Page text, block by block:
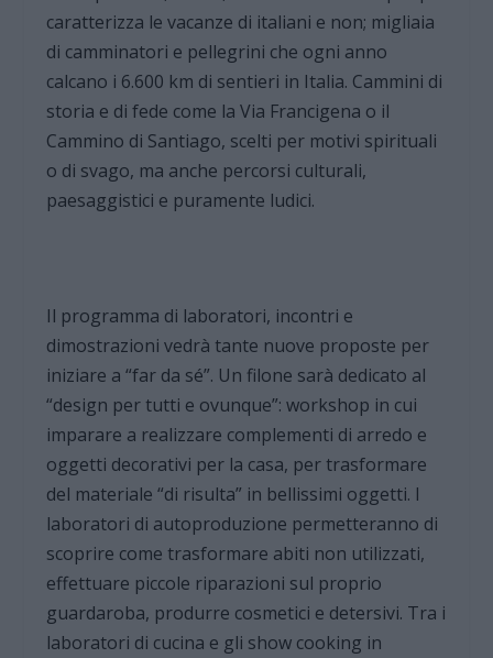
caratterizza le vacanze di italiani e non; migliaia
di camminatori e pellegrini che ogni anno
calcano i 6.600 km di sentieri in Italia. Cammini di
storia e di fede come la Via Francigena o il
Cammino di Santiago, scelti per motivi spirituali
o di svago, ma anche percorsi culturali,
paesaggistici e puramente ludici.
Il programma di laboratori, incontri e
dimostrazioni vedrà tante nuove proposte per
iniziare a “far da sé”. Un filone sarà dedicato al
“design per tutti e ovunque”: workshop in cui
imparare a realizzare complementi di arredo e
oggetti decorativi per la casa, per trasformare
del materiale “di risulta” in bellissimi oggetti. I
laboratori di autoproduzione permetteranno di
scoprire come trasformare abiti non utilizzati,
effettuare piccole riparazioni sul proprio
guardaroba, produrre cosmetici e detersivi. Tra i
laboratori di cucina e gli show cooking in